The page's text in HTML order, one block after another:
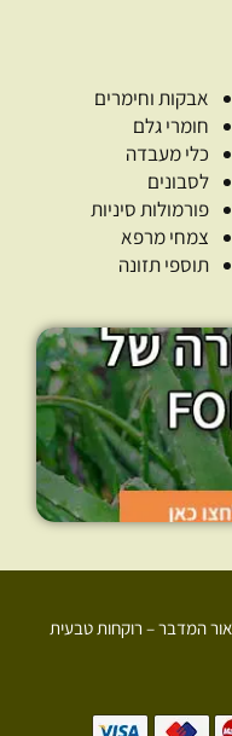
אבקות וחימרים
חומרי גלם
כלי מעבדה
לסבונים
פורמולות סיניות
צמחי מרפא
תוספי תזונה